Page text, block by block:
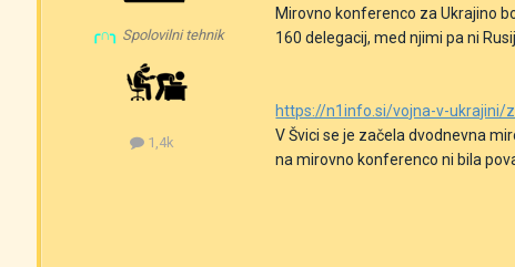
╭∩╮ Spolovilni tehnik
1,4k
Mirovno konferenco za Ukrajino
160 delegacij, med njimi pa ni
https://n1info.si/vojna-v-ukrajini/
V Švici se je začela dvodnevna
na mirovno konferenco ni bila